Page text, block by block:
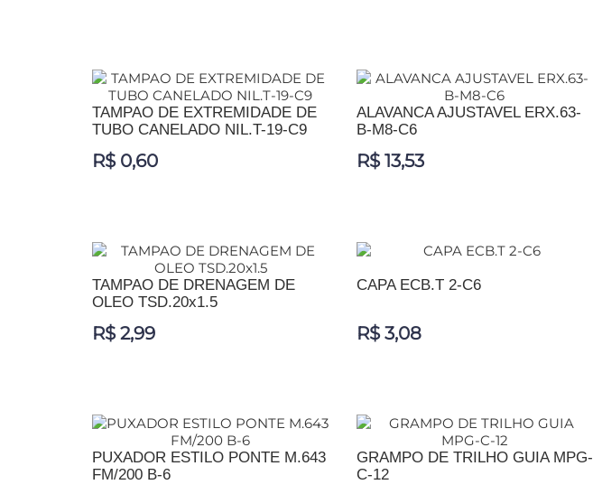
TAMPAO DE EXTREMIDADE DE
TUBO CANELADO NIL.T-19-C9
R$ 0,60
ALAVANCA AJUSTAVEL ERX.63-
B-M8-C6
R$ 13,53
TAMPAO DE DRENAGEM DE
OLEO TSD.20x1.5
R$ 2,99
CAPA ECB.T 2-C6
R$ 3,08
PUXADOR ESTILO PONTE M.643
FM/200 B-6
GRAMPO DE TRILHO GUIA MPG-
C-12